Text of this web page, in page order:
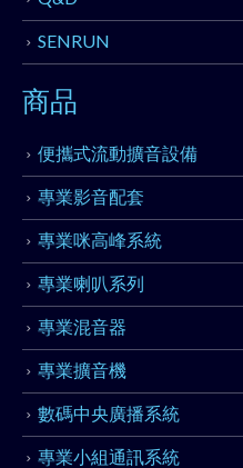
SENRUN
商品
便攜式流動擴音設備
專業影音配套
專業咪高峰系統
專業喇叭系列
專業混音器
專業擴音機
數碼中央廣播系統
專業小組通訊系統